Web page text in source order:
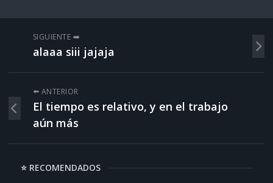
SIGUIENTE ➡️
alaaa siii jajaja
⬅️ ANTERIOR
El tiempo es relativo, y en el trabajo
aún más
⭐ RECOMENDADOS